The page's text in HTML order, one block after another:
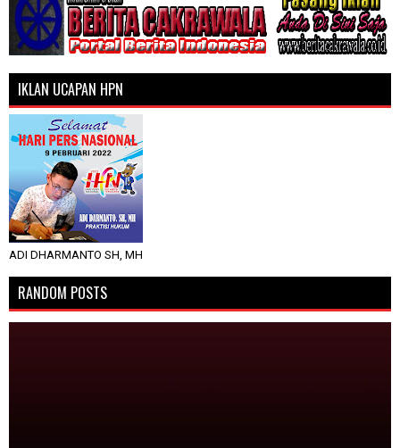
IKLAN UCAPAN HPN
ADI DHARMANTO SH, MH
RANDOM POSTS